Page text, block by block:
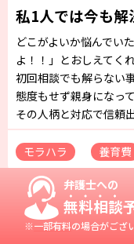
私1人では今も解
どこがよいか悩んでい
よ！！」とおしえてく
初回相談でも解らない
態度もせず親身になっ
その人柄と対応で信頼
モラハラ 養育費
弁護士への
無料相談
※一部有料の場合がござ